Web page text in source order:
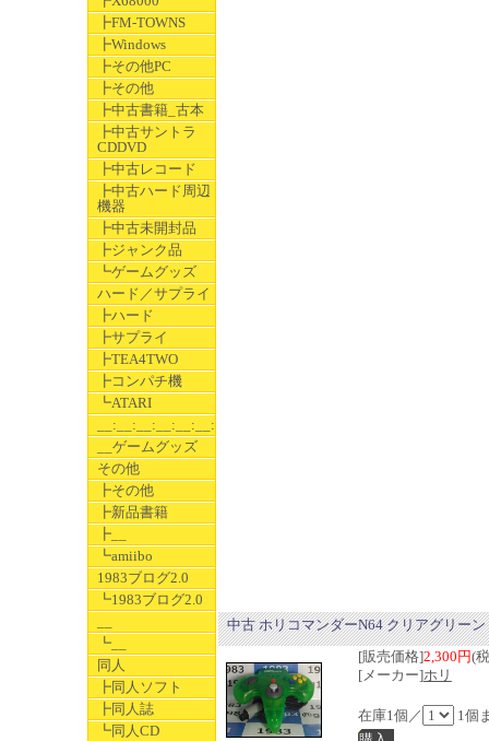
┣FM-TOWNS
┣Windows
┣その他PC
┣その他
┣中古書籍_古本
┣中古サントラ
CDDVD
┣中古レコード
┣中古ハード周辺
機器
┣中古未開封品
┣ジャンク品
┗ゲームグッズ
ハード／サプライ
┣ハード
┣サプライ
┣TEA4TWO
┣コンパチ機
┗ATARI
__:__:__:__:__:__:__
__ゲームグッズ
その他
┣その他
┣新品書籍
┣__
┗amiibo
1983ブログ2.0
┗1983ブログ2.0
┗__
同人
┣同人ソフト
┣同人誌
┗同人CD
中古 ホリコマンダーN64 クリアグリーン
[販売価格]2,300円(
[メーカー]ホリ
在庫1個／ 1個